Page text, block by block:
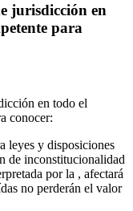
jurisdicción en
para
en todo el
conocer:
leyes y disposiciones
de inconstitucionalidad
por la , afectará
no perderán el valor